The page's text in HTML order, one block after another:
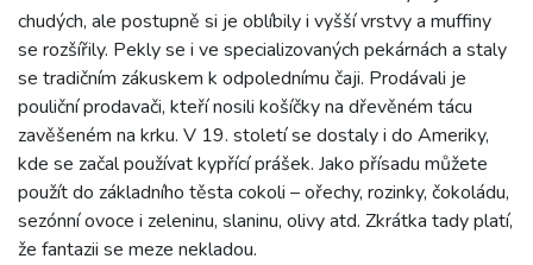
chudých, ale postupně si je oblíbily i vyšší vrstvy a muffiny
se rozšířily. Pekly se i ve specializovaných pekárnách a staly
se tradičním zákuskem k odpolednímu čaji. Prodávali je
pouliční prodavači, kteří nosili košíčky na dřevěném tácu
zavěšeném na krku. V 19. století se dostaly i do Ameriky,
kde se začal používat kypřící prášek. Jako přísadu můžete
použít do základního těsta cokoli – ořechy, rozinky, čokoládu,
sezónní ovoce i zeleninu, slaninu, olivy atd. Zkrátka tady platí,
že fantazii se meze nekladou.